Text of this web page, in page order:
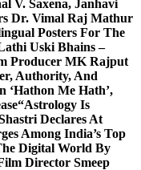
V. Saxena, Janhavi
Dr. Vimal Raj Mathur
Posters For The
Uski Bhains –
Producer MK Rajput
Authority, And
‘Hathon Me Hath’,
“Astrology Is
Declares At
Among India’s Top
Digital World By
Director Smeep